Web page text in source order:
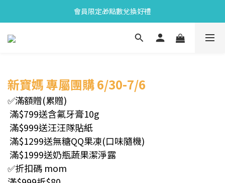
會員限定🎁點數兌換好禮
會員限定🎁點數兌換好禮
全新上市🫧變色牙膏加碼送好禮
新寶媽專屬團購 6/30-7/6
✅滿額贈(累贈)
滿$799送含氟牙膏10g
滿$999送汪汪隊貼紙
滿$1299送無糖QQ果凍(口味隨機)
滿$1999送奶瓶蔬果潔淨露
✅折扣碼 mom